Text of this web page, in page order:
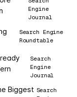
Engine
Journal
Search Engine
Roundtable
Search
Engine
Journal
Biggest Search